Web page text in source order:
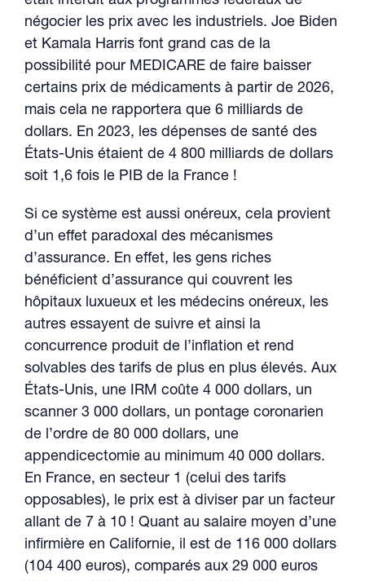
négocier les prix avec les industriels. Joe Biden
et Kamala Harris font grand cas de la
possibilité pour MEDICARE de faire baisser
certains prix de médicaments à partir de 2026,
mais cela ne rapportera que 6 milliards de
dollars. En 2023, les dépenses de santé des
États-Unis étaient de 4 800 milliards de dollars
soit 1,6 fois le PIB de la France !
Si ce système est aussi onéreux, cela provient
d’un effet paradoxal des mécanismes
d’assurance. En effet, les gens riches
bénéficient d’assurance qui couvrent les
hôpitaux luxueux et les médecins onéreux, les
autres essayent de suivre et ainsi la
concurrence produit de l’inflation et rend
solvables des tarifs de plus en plus élevés. Aux
États-Unis, une IRM coûte 4 000 dollars, un
scanner 3 000 dollars, un pontage coronarien
de l’ordre de 80 000 dollars, une
appendicectomie au minimum 40 000 dollars.
En France, en secteur 1 (celui des tarifs
opposables), le prix est à diviser par un facteur
allant de 7 à 10 ! Quant au salaire moyen d’une
infirmière en Californie, il est de 116 000 dollars
(104 400 euros), comparés aux 29 000 euros